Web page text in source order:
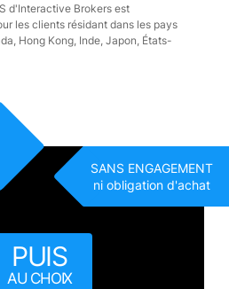
d'Interactive Brokers est
les clients résidant dans les pays
Hong Kong, Inde, Japon, États-
SANS ENGAGEMENT
ni obligation d'achat
PUIS
AU CHOIX